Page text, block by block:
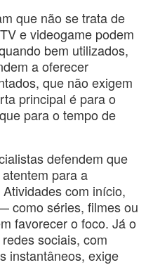
que não se trata de
e videogame podem
bem utilizados,
a oferecer
que não exigem
principal é para o
para o tempo de
defendem que
para a
com início,
como séries, filmes ou
favorecer o foco. Já o
sociais, com
instantâneos, exige